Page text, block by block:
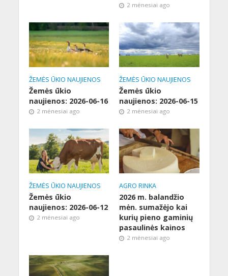
2 mėnesiai ago
ŽEMĖS ŪKIO NAUJIENOS
Žemės ūkio
naujienos: 2026-06-16
2 mėnesiai ago
ŽEMĖS ŪKIO NAUJIENOS
Žemės ūkio
naujienos: 2026-06-15
2 mėnesiai ago
ŽEMĖS ŪKIO NAUJIENOS
Žemės ūkio
naujienos: 2026-06-12
2 mėnesiai ago
AGRO RINKA
2026 m. balandžio
mėn. sumažėjo kai
kurių pieno gaminių
pasaulinės kainos
2 mėnesiai ago